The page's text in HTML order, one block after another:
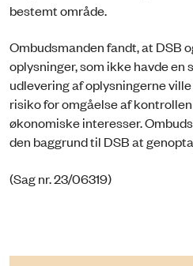
bestemt område.
Ombudsmanden fandt, at DSB
oplysninger, som ikke havde en
udlevering af oplysningerne
risiko for omgåelse af kontrollen
økonomiske interesser.
den baggrund til DSB at
(Sag nr. 23/06319)